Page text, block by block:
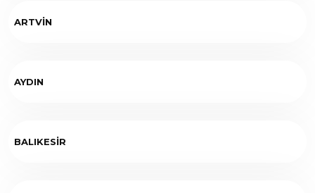
ARTVİN
AYDIN
BALIKESİR